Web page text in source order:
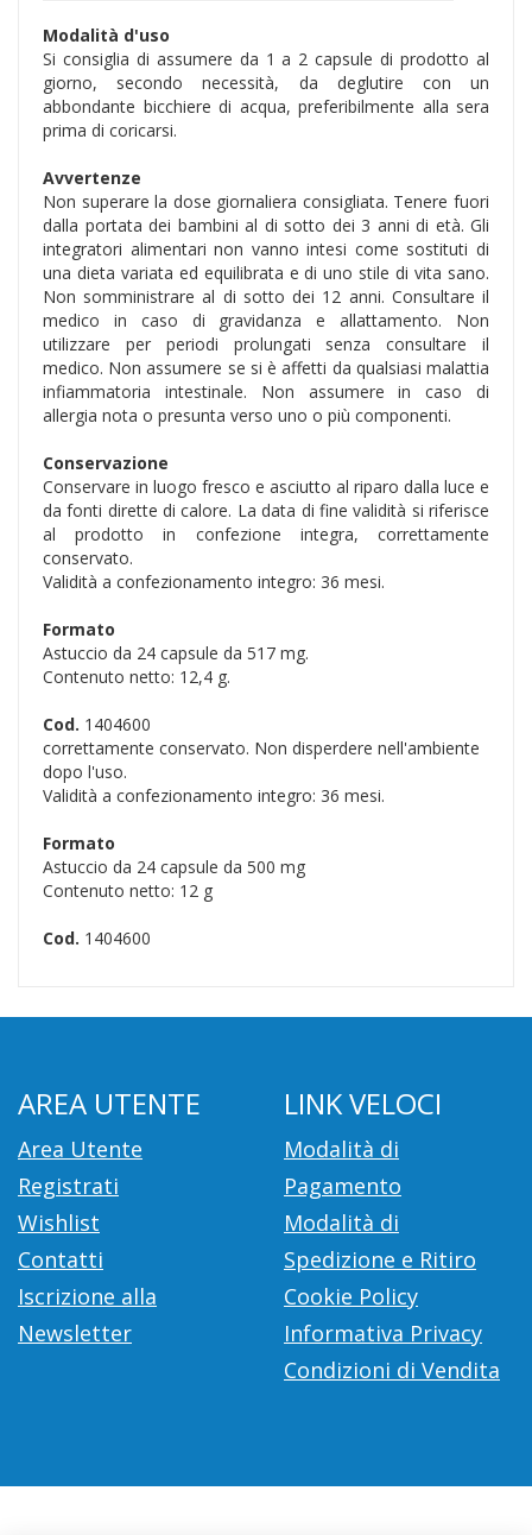
Modalità d'uso
Si consiglia di assumere da 1 a 2 capsule di prodotto al
giorno, secondo necessità, da deglutire con un
abbondante bicchiere di acqua, preferibilmente alla sera
prima di coricarsi.
Avvertenze
Non superare la dose giornaliera consigliata. Tenere fuori
dalla portata dei bambini al di sotto dei 3 anni di età. Gli
integratori alimentari non vanno intesi come sostituti di
una dieta variata ed equilibrata e di uno stile di vita sano.
Non somministrare al di sotto dei 12 anni. Consultare il
medico in caso di gravidanza e allattamento. Non
utilizzare per periodi prolungati senza consultare il
medico. Non assumere se si è affetti da qualsiasi malattia
infiammatoria intestinale. Non assumere in caso di
allergia nota o presunta verso uno o più componenti.
Conservazione
Conservare in luogo fresco e asciutto al riparo dalla luce e
da fonti dirette di calore. La data di fine validità si riferisce
al prodotto in confezione integra, correttamente
conservato.
Validità a confezionamento integro: 36 mesi.
Formato
Astuccio da 24 capsule da 517 mg.
Contenuto netto: 12,4 g.
Cod. 1404600
correttamente conservato. Non disperdere nell'ambiente
dopo l'uso.
Validità a confezionamento integro: 36 mesi.
Formato
Astuccio da 24 capsule da 500 mg
Contenuto netto: 12 g
Cod. 1404600
AREA UTENTE
Area Utente
Registrati
Wishlist
Contatti
Iscrizione alla
Newsletter
LINK VELOCI
Modalità di
Pagamento
Modalità di
Spedizione e Ritiro
Cookie Policy
Informativa Privacy
Condizioni di Vendita